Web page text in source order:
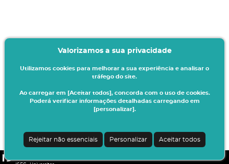
Valorizamos a sua privacidade
Utilizamos cookies para melhorar a sua experiência e analisar o
tráfego do site.
Ao carregar em [Aceitar todos], concorda com o uso de cookies.
Poderá verificar informações detalhadas carregando em
[personalizar].
Rejeitar não essenciais Personalizar Aceitar todos